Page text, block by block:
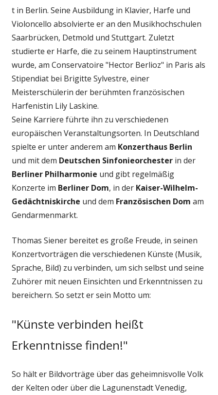
t in Berlin. Seine Ausbildung in Klavier, Harfe und
Violoncello absolvierte er an den Musikhochschulen
Saarbrücken, Detmold und Stuttgart. Zuletzt
studierte er Harfe, die zu seinem Hauptinstrument
wurde, am Conservatoire "Hector Berlioz" in Paris als
Stipendiat bei Brigitte Sylvestre, einer
Meisterschülerin der berühmten französischen
Harfenistin Lily Laskine.
Seine Karriere führte ihn zu verschiedenen
europäischen Veranstaltungsorten. In Deutschland
spielte er unter anderem am Konzerthaus Berlin
und mit dem Deutschen Sinfonieorchester in der
Berliner Philharmonie und gibt regelmäßig
Konzerte im Berliner Dom, in der Kaiser-Wilhelm-
Gedächtniskirche und dem Französischen Dom am
Gendarmenmarkt.
Thomas Siener bereitet es große Freude, in seinen
Konzertvorträgen die verschiedenen Künste (Musik,
Sprache, Bild) zu verbinden, um sich selbst und seine
Zuhörer mit neuen Einsichten und Erkenntnissen zu
bereichern. So setzt er sein Motto um:
"Künste verbinden heißt
Erkenntnisse finden!"
So hält er Bildvorträge über das geheimnisvolle Volk
der Kelten oder über die Lagunenstadt Venedig,